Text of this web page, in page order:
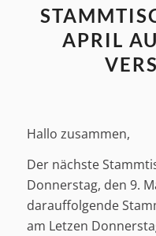
APRIL
Hallo zusammen,
Der nächste
Donnerstag, den 9.
darauffolgende
am Letzen